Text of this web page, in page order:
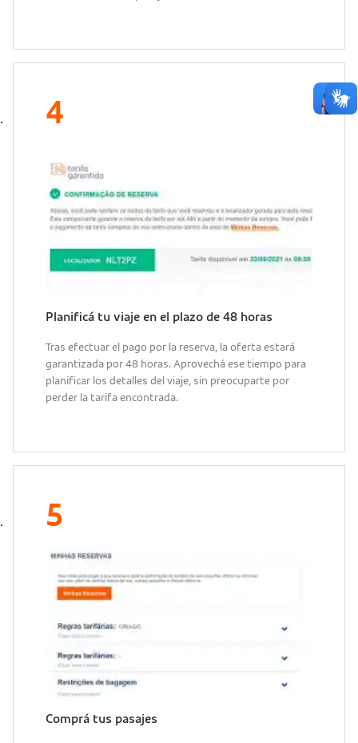
Planificá tu viaje en el plazo de 48 horas
Tras efectuar el pago por la reserva, la oferta estará
garantizada por 48 horas. Aprovechá ese tiempo para
planificar los detalles del viaje, sin preocuparte por
perder la tarifa encontrada.
Comprá tus pasajes